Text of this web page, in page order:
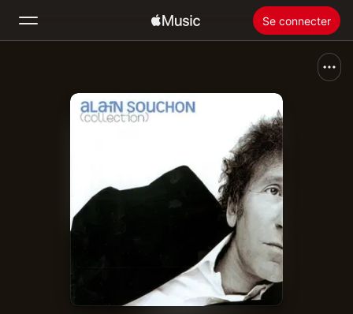
Se connecter
Accueil
Installer Apple Music